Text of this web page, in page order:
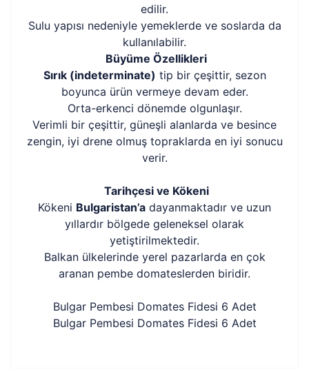
edilir.
Sulu yapısı nedeniyle yemeklerde ve soslarda da
kullanılabilir.
Büyüme Özellikleri
Sırık (indeterminate) tip bir çeşittir, sezon
boyunca ürün vermeye devam eder.
Orta-erkenci dönemde olgunlaşır.
Verimli bir çeşittir, güneşli alanlarda ve besince
zengin, iyi drene olmuş topraklarda en iyi sonucu
verir.
Tarihçesi ve Kökeni
Kökeni Bulgaristan’a dayanmaktadır ve uzun
yıllardır bölgede geleneksel olarak
yetiştirilmektedir.
Balkan ülkelerinde yerel pazarlarda en çok
aranan pembe domateslerden biridir.
Bulgar Pembesi Domates Fidesi 6 Adet
Bulgar Pembesi Domates Fidesi 6 Adet